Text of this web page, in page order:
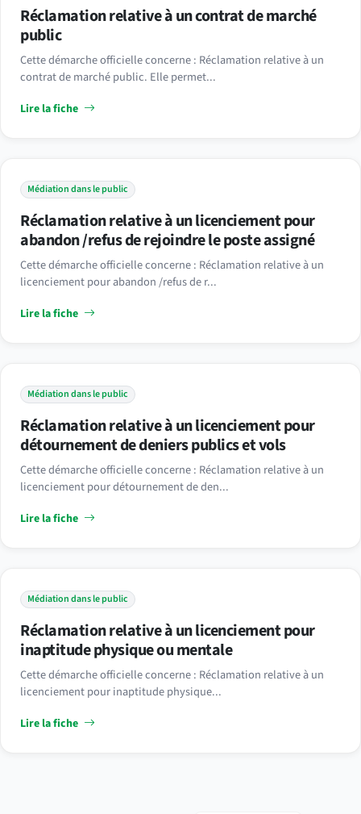
Réclamation relative à un contrat de marché
public
Cette démarche officielle concerne : Réclamation relative à un
contrat de marché public. Elle permet...
Lire la fiche
Médiation dans le public
Réclamation relative à un licenciement pour
abandon /refus de rejoindre le poste assigné
Cette démarche officielle concerne : Réclamation relative à un
licenciement pour abandon /refus de r...
Lire la fiche
Médiation dans le public
Réclamation relative à un licenciement pour
détournement de deniers publics et vols
Cette démarche officielle concerne : Réclamation relative à un
licenciement pour détournement de den...
Lire la fiche
Médiation dans le public
Réclamation relative à un licenciement pour
inaptitude physique ou mentale
Cette démarche officielle concerne : Réclamation relative à un
licenciement pour inaptitude physique...
Lire la fiche